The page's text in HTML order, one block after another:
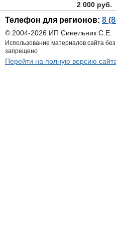
2 000 руб.
Телефон для регионов: 8
© 2004-2026 ИП Синельник С.Е.
Использование материалов сайта
запрещено
Перейти на полную версию